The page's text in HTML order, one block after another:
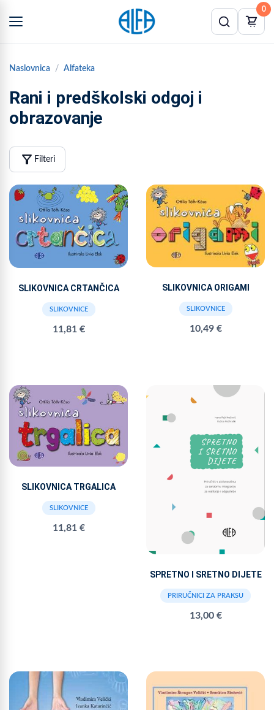
0
Naslovnica Alfateka
Rani i predškolski odgoj i
obrazovanje
filter_alt Filteri
SLIKOVNICA CRTANČICA
SLIKOVNICE
11,81 €
SLIKOVNICA ORIGAMI
SLIKOVNICE
10,49 €
SLIKOVNICA TRGALICA
SLIKOVNICE
11,81 €
SPRETNO I SRETNO DIJETE
PRIRUČNICI ZA PRAKSU
13,00 €